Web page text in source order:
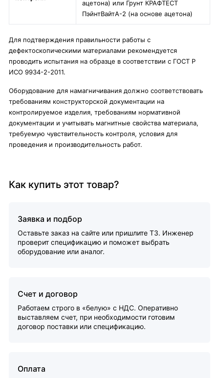
ацетона) или Грунт КРАФТЕСТ
ПэйнтВайтА-2 (на основе ацетона)
Для подтверждения правильности работы с
дефектоскопическими материалами рекомендуется
проводить испытания на образце в соответствии с ГОСТ Р
ИСО 9934-2-2011.
Оборудование для намагничивания должно соответствовать
требованиям конструкторской документации на
контролируемое изделия, требованиям нормативной
документации и учитывать магнитные свойства материала,
требуемую чувствительность контроля, условия для
проведения и производительность работ.
Как купить этот товар?
Заявка и подбор
Оставьте заказ на сайте или пришлите ТЗ. Инженер
проверит спецификацию и поможет выбрать
оборудование или аналог.
Счет и договор
Работаем строго в «белую» с НДС. Оперативно
выставляем счет, при необходимости готовим
договор поставки или спецификацию.
Оплата